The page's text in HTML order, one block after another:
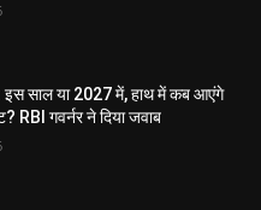
इस साल या 2027 में, हाथ में कब आएंगे
RBI गवर्नर ने दिया जवाब